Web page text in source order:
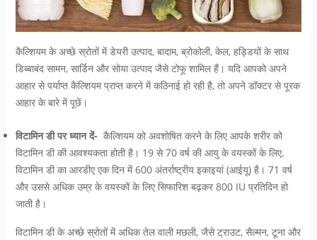
कैल्शियम के अच्छे स्रोतों में डेयरी उत्पाद, बादाम, ब्रोकोली, केल, हड्डियों के साथ
डिब्बाबंद सामन, सार्डिन और सोया उत्पाद जैसे टोफू शामिल हैं। यदि आपको अपने
आहार से पर्याप्त कैल्शियम प्राप्त करने में कठिनाई हो रही है, तो अपने डॉक्टर से पूरक
आहार के बारे में पूछें।
विटामिन डी पर ध्यान दें- कैल्शियम को अवशोषित करने के लिए आपके शरीर को
विटामिन डी की आवश्यकता होती है। 19 से 70 वर्ष की आयु के वयस्कों के लिए,
विटामिन डी का आरडीए एक दिन में 600 अंतर्राष्ट्रीय इकाइयां (आईयू) है। 71 वर्ष
और उससे अधिक उम्र के वयस्कों के लिए सिफारिश बढ़कर 800 IU प्रतिदिन हो
जाती है।
विटामिन डी के अच्छे स्रोतों में अधिक तेल वाली मछली, जैसे ट्राउट, सैल्मन, टूना और